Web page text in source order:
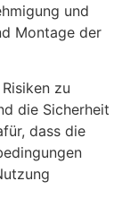
und
Montage der
zu
die Sicherheit
dass die